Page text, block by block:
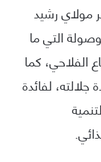
مولاي رشيد
التي ما
الفلاحي، كما
لفائدة